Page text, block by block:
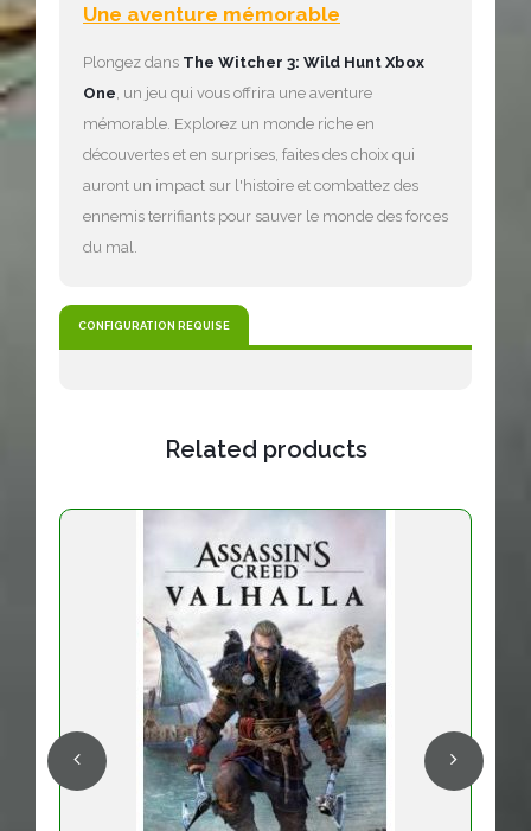
Une aventure mémorable
Plongez dans The Witcher 3: Wild Hunt Xbox
One, un jeu qui vous offrira une aventure
mémorable. Explorez un monde riche en
découvertes et en surprises, faites des choix qui
auront un impact sur l'histoire et combattez des
ennemis terrifiants pour sauver le monde des forces
du mal.
CONFIGURATION REQUISE
Related products